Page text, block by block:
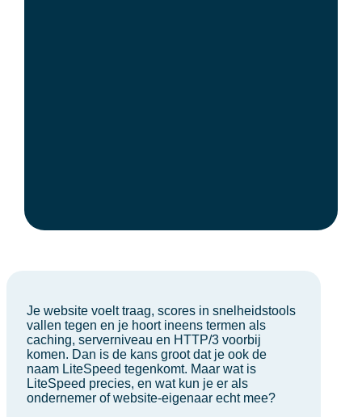
Je website voelt traag, scores in snelheidstools
vallen tegen en je hoort ineens termen als
caching, serverniveau en HTTP/3 voorbij
komen. Dan is de kans groot dat je ook de
naam LiteSpeed tegenkomt. Maar wat is
LiteSpeed precies, en wat kun je er als
ondernemer of website-eigenaar echt mee?